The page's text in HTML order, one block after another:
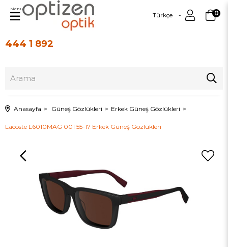
444 1 892
Türkçe 0
Menu
Anasayfa Güneş Gözlükleri Erkek Güneş Gözlükleri
Lacoste L6010MAG 001 55-17 Erkek Güneş Gözlükleri